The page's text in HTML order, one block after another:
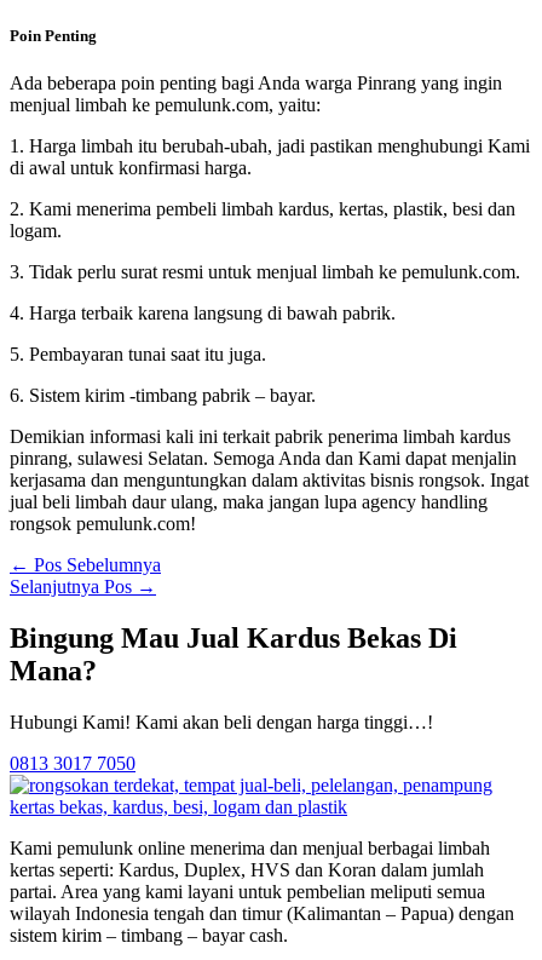
Poin Penting
Ada beberapa poin penting bagi Anda warga Pinrang yang ingin
menjual limbah ke pemulunk.com, yaitu:
1. Harga limbah itu berubah-ubah, jadi pastikan menghubungi Kami
di awal untuk konfirmasi harga.
2. Kami menerima pembeli limbah kardus, kertas, plastik, besi dan
logam.
3. Tidak perlu surat resmi untuk menjual limbah ke pemulunk.com.
4. Harga terbaik karena langsung di bawah pabrik.
5. Pembayaran tunai saat itu juga.
6. Sistem kirim -timbang pabrik – bayar.
Demikian informasi kali ini terkait pabrik penerima limbah kardus
pinrang, sulawesi Selatan. Semoga Anda dan Kami dapat menjalin
kerjasama dan menguntungkan dalam aktivitas bisnis rongsok. Ingat
jual beli limbah daur ulang, maka jangan lupa agency handling
rongsok pemulunk.com!
← Pos Sebelumnya
Selanjutnya Pos →
Bingung Mau Jual Kardus Bekas Di
Mana?
Hubungi Kami! Kami akan beli dengan harga tinggi…!
0813 3017 7050
Kami pemulunk online menerima dan menjual berbagai limbah
kertas seperti: Kardus, Duplex, HVS dan Koran dalam jumlah
partai. Area yang kami layani untuk pembelian meliputi semua
wilayah Indonesia tengah dan timur (Kalimantan – Papua) dengan
sistem kirim – timbang – bayar cash.